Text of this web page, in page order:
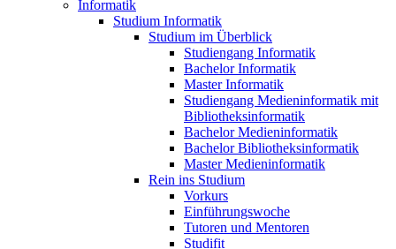
Informatik
Studium Informatik
Studium im Überblick
Studiengang Informatik
Bachelor Informatik
Master Informatik
Studiengang Medieninformatik mit
Bibliotheksinformatik
Bachelor Medieninformatik
Bachelor Bibliotheksinformatik
Master Medieninformatik
Rein ins Studium
Vorkurs
Einführungswoche
Tutoren und Mentoren
Studifit